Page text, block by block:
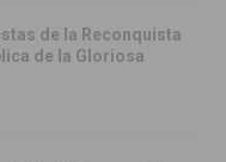
de la Reconquista
de la Gloriosa